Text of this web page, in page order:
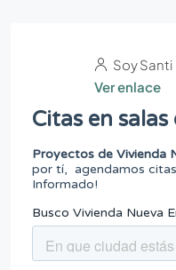
Soy Santi
Ver enlace